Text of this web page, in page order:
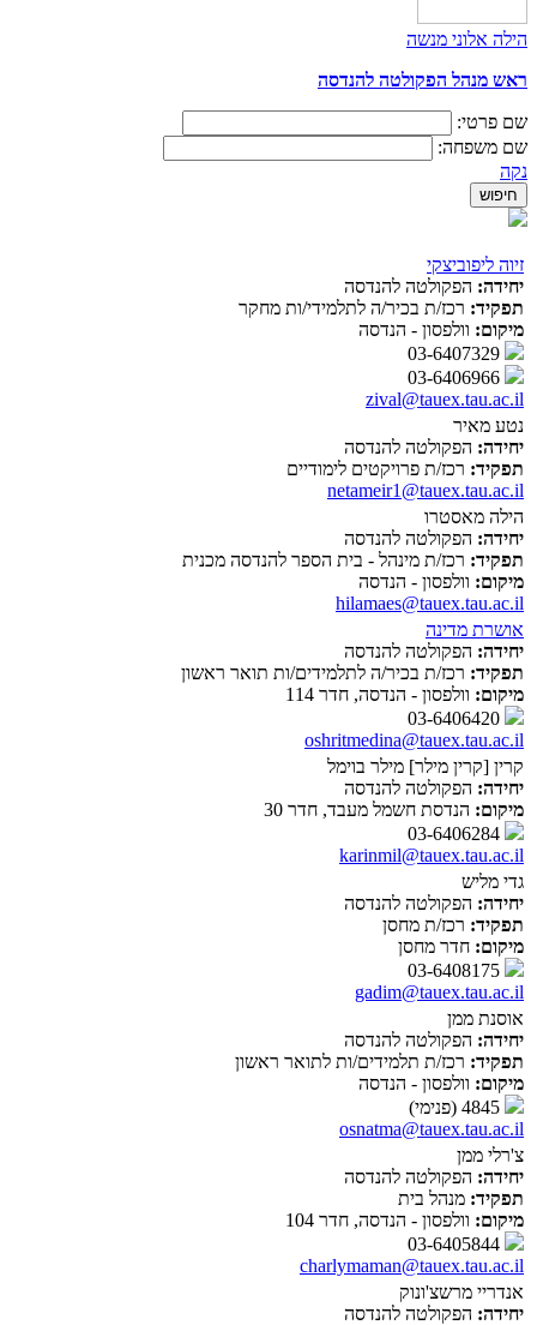
הילה אלוני מנשה
ראש מנהל הפקולטה להנדסה
שם פרטי:
שם משפחה:
נקה
זיוה ליפוביצקי
יחידה: הפקולטה להנדסה
תפקיד: רכז/ת בכיר/ה לתלמידי/ות מחקר
מיקום: וולפסון - הנדסה
zival@tauex.tau.ac.il
נטע מאיר
יחידה: הפקולטה להנדסה
תפקיד: רכז/ת פרויקטים לימודיים
netameir1@tauex.tau.ac.il
הילה מאסטרו
יחידה: הפקולטה להנדסה
תפקיד: רכז/ת מינהל - בית הספר להנדסה מכנית
מיקום: וולפסון - הנדסה
hilamaes@tauex.tau.ac.il
אושרת מדינה
יחידה: הפקולטה להנדסה
תפקיד: רכז/ת בכיר/ה לתלמידים/ות תואר ראשון
מיקום: וולפסון - הנדסה, חדר 114
oshritmedina@tauex.tau.ac.il
קרין [קרין מילר] מילר בוימל
יחידה: הפקולטה להנדסה
מיקום: הנדסת חשמל מעבד, חדר 30
karinmil@tauex.tau.ac.il
גדי מליש
יחידה: הפקולטה להנדסה
תפקיד: רכז/ת מחסן
מיקום: חדר מחסן
gadim@tauex.tau.ac.il
אוסנת ממן
יחידה: הפקולטה להנדסה
תפקיד: רכז/ת תלמידים/ות לתואר ראשון
מיקום: וולפסון - הנדסה
osnatma@tauex.tau.ac.il
צ'רלי ממן
יחידה: הפקולטה להנדסה
תפקיד: מנהל בית
מיקום: וולפסון - הנדסה, חדר 104
charlymaman@tauex.tau.ac.il
אנדריי מרשצ'ונוק
יחידה: הפקולטה להנדסה